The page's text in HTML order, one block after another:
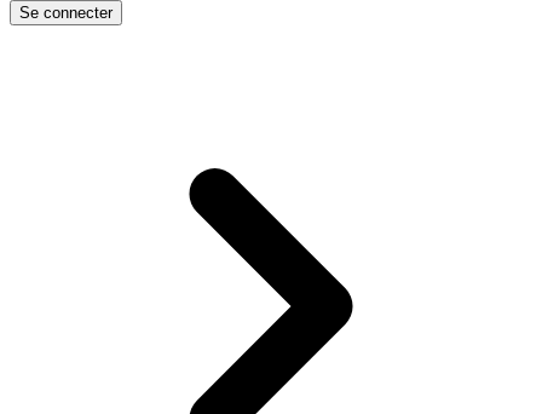
Se connecter